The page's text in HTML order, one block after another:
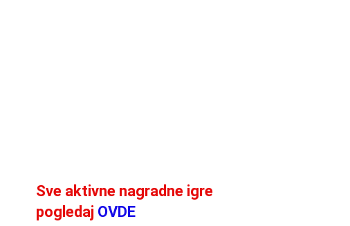
Sve aktivne nagradne igre
pogledaj OVDE